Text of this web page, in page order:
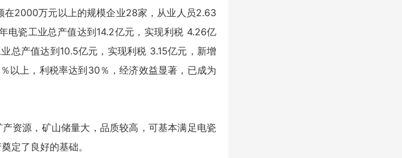
在2000万元以上的规模企业28家，从业人员2.63
瓷工业总产值达到14.2亿元，实现利税 4.26亿
总产值达到10.5亿元，实现利税 3.15亿元，新增
以上，利税率达到30％，经济效益显著，已成为
资源，矿山储量大，品质较高，可基本满足电瓷
定了良好的基础。